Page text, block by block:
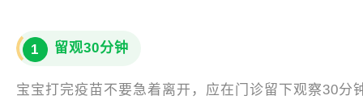
1 留观30分钟
宝宝打完疫苗不要急着离开，应在门诊留下观察30分